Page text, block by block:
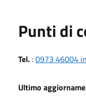
Punti di
Tel. :0973 46004
Ultimo